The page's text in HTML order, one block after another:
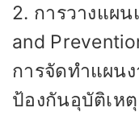
2. การวางแผ
and
การจัดทำแผน
ป้องกันอุบัติเหตุ